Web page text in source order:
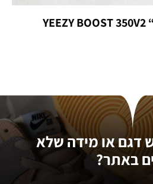
YEEZY BOOST 350V2
דגם או מידה שלא
באתר?